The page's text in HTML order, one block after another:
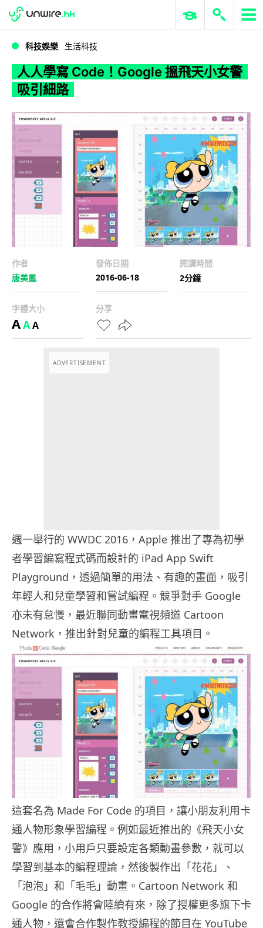
WWDC 2026 ERP 與商業 AI
科技娛樂 生活科技
人人學寫 Code！Google 搵飛天小女警
吸引細路
作者
唐美鳳
發佈日期
2016-06-18
閱讀時間
2分鐘
字體大小
AAA
分享
ADVERTISEMENT
週一舉行的 WWDC 2016，Apple 推出了專為初學
者學習編寫程式碼而設計的 iPad App Swift
Playground，透過簡單的用法、有趣的畫面，吸引
年輕人和兒童學習和嘗試編程。競爭對手 Google
亦未有怠慢，最近聯同動畫電視頻道 Cartoon
Network，推出針對兒童的編程工具項目。
這套名為 Made For Code 的項目，讓小朋友利用卡
通人物形象學習編程。例如最近推出的《飛天小女
警》應用，小用戶只要設定各類動畫參數，就可以
學習到基本的編程理論，然後製作出「花花」、
「泡泡」和「毛毛」動畫。Cartoon Network 和
Google 的合作將會陸續有來，除了授權更多旗下卡
通人物，還會合作製作教授編程的節目在 YouTube